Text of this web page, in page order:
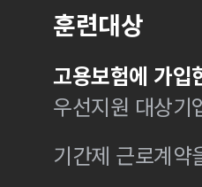
훈련대상
고용보험에 가입
우선지원 대상기
기간제 근로계약